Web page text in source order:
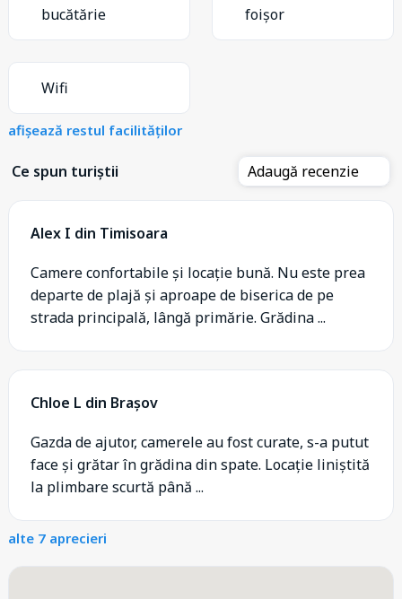
bucătărie foișor
Wifi
afișează restul facilităților
Ce spun turiștii Adaugă recenzie
Alex I din Timisoara
Camere confortabile și locație bună. Nu este prea
departe de plajă și aproape de biserica de pe
strada principală, lângă primărie. Grădina ...
Chloe L din Brașov
Gazda de ajutor, camerele au fost curate, s-a putut
face și grătar în grădina din spate. Locație liniștită
la plimbare scurtă până ...
alte 7 aprecieri